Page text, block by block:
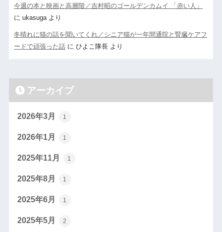
今週の本と映画と高層階／吉村昭のゴールデンカムイ 「赤い人」
に ukasugaより
冬晴れに猫の話を聞いてくれ／シニア猫が一年間通院と腎臓ケアフ
ードで頑張った話に ひよこ隊長より
アーカイブ
2026年3月 1
2026年1月 1
2025年11月 1
2025年8月 1
2025年6月 1
2025年5月 2